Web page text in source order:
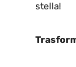
stella!